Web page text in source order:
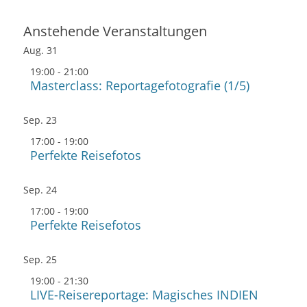
Anstehende Veranstaltungen
Aug. 31
19:00 - 21:00
Masterclass: Reportagefotografie (1/5)
Sep. 23
17:00 - 19:00
Perfekte Reisefotos
Sep. 24
17:00 - 19:00
Perfekte Reisefotos
Sep. 25
19:00 - 21:30
LIVE-Reisereportage: Magisches INDIEN